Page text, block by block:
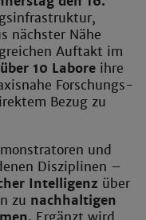
nächster Nähe
Auftakt im
über 10 Labore ihre
Forschungs-
Bezug zu
und
Disziplinen –
Intelligenz über
zu nachhaltigen